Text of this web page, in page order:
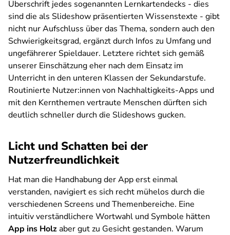
Überschrift jedes sogenannten Lernkartendecks - dies
sind die als Slideshow präsentierten Wissenstexte - gibt
nicht nur Aufschluss über das Thema, sondern auch den
Schwierigkeitsgrad, ergänzt durch Infos zu Umfang und
ungefährerer Spieldauer. Letztere richtet sich gemäß
unserer Einschätzung eher nach dem Einsatz im
Unterricht in den unteren Klassen der Sekundarstufe.
Routinierte Nutzer:innen von Nachhaltigkeits-Apps und
mit den Kernthemen vertraute Menschen dürften sich
deutlich schneller durch die Slideshows gucken.
Licht und Schatten bei der
Nutzerfreundlichkeit
Hat man die Handhabung der App erst einmal
verstanden, navigiert es sich recht mühelos durch die
verschiedenen Screens und Themenbereiche. Eine
intuitiv verständlichere Wortwahl und Symbole hätten
App ins Holzaber gut zu Gesicht gestanden. Warum